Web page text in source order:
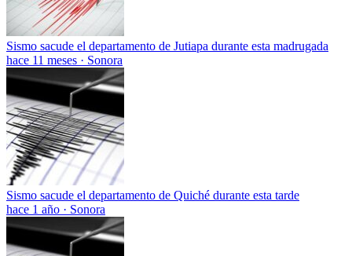
Sismo sacude el departamento de Jutiapa durante esta madrugada
hace 11 meses · Sonora
Sismo sacude el departamento de Quiché durante esta tarde
hace 1 año · Sonora